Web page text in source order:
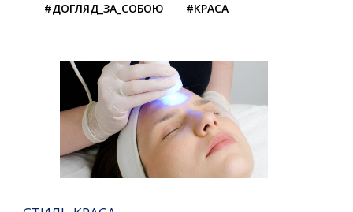
#ДОГЛЯД_ЗА_СОБОЮ #КРАСА